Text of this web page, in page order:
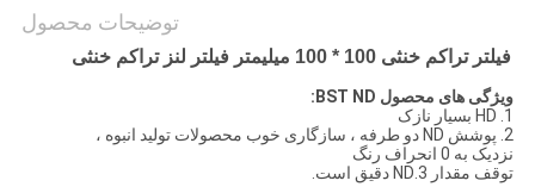
توضیحات محصول
فیلتر تراکم خنثی 100 * 100 میلیمتر فیلتر لنز تراکم خنثی
ویژگی های محصول BST ND:
1. HD بسیار نازک
2. پوشش ND دو طرفه ، سازگاری خوب محصولات تولید انبوه ،
نزدیک به 0 انحراف رنگ
توقف مقدار 3.ND دقیق است.